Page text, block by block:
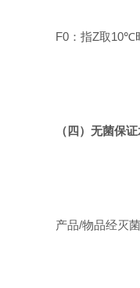
F0：指Z取10℃
（四）无菌保
产品/物品经灭